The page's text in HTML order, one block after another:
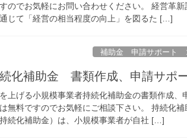
のでお気軽にお問い合わせください。 経営革
じて「経営の相当程度の向上」を図るた […]
補助金 申請サポート
化補助金 書類作成、申請サポ
上げる小規模事業者持続化補助金の書類作成、
無料ですのでお気軽にご相談下さい。 持続化
続化補助金）は、小規模事業者が自社 […]